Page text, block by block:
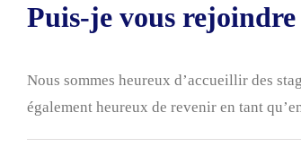
Puis-je vous
Nous sommes heureux d’accueillir des
également heureux de revenir en tant